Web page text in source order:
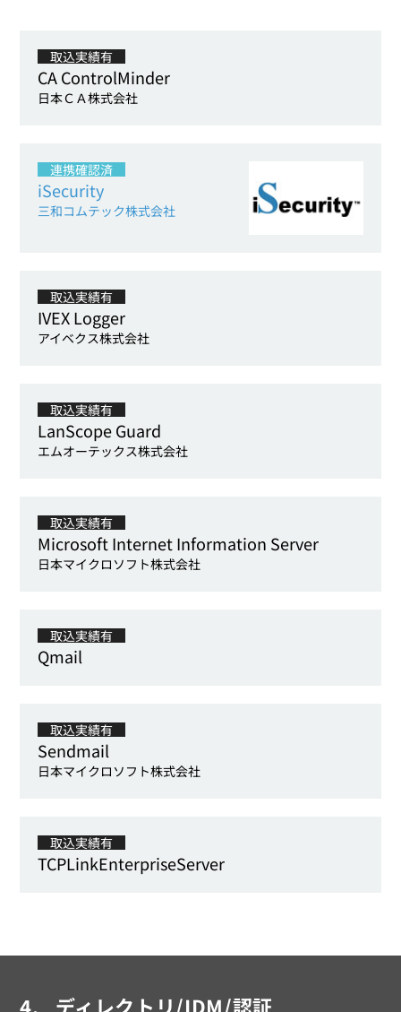
取込実績有
CA ControlMinder
日本ＣＡ株式会社
連携確認済
iSecurity
三和コムテック株式会社
取込実績有
IVEX Logger
アイベクス株式会社
取込実績有
LanScope Guard
エムオーテックス株式会社
取込実績有
Microsoft Internet Information Server
日本マイクロソフト株式会社
取込実績有
Qmail
取込実績有
Sendmail
日本マイクロソフト株式会社
取込実績有
TCPLinkEnterpriseServer
4. ディレクトリ/IDM/認証